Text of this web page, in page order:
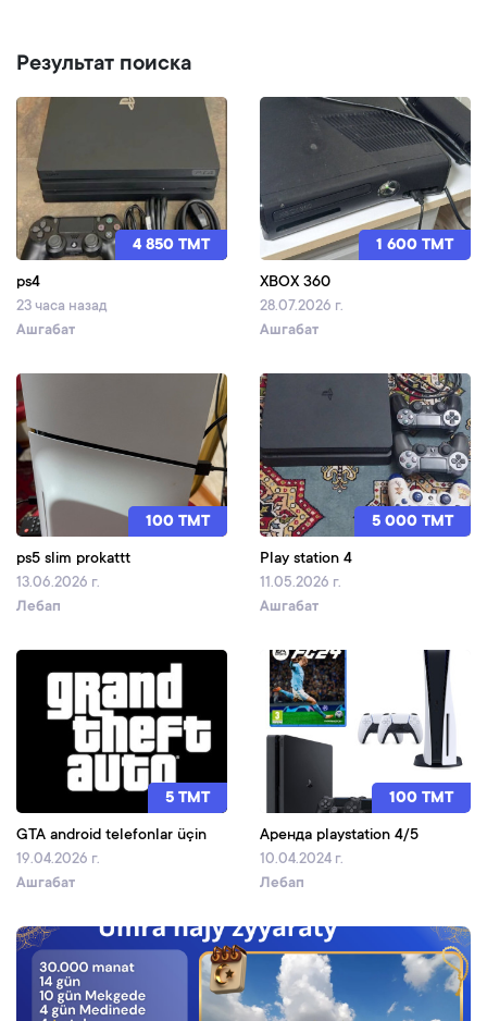
Результат поиска
4 850 TMT
ps4
23 часа назад
Ашгабат
1 600 TMT
XBOX 360
28.07.2026 г.
Ашгабат
100 TMT
ps5 slim prokattt
13.06.2026 г.
Лебап
5 000 TMT
Play station 4
11.05.2026 г.
Ашгабат
5 TMT
GTA android telefonlar üçin
19.04.2026 г.
Ашгабат
100 TMT
Аренда playstation 4/5
10.04.2024 г.
Лебап